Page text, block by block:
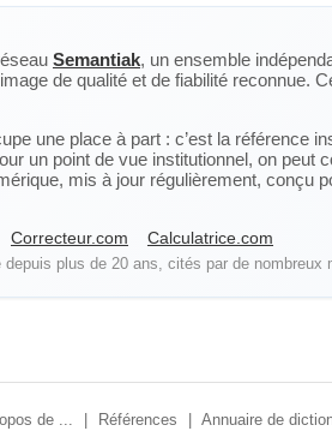
Semantiak, un ensemble
de qualité et de fiabilité reconnue.
une place à part : c’est la référence
un point de vue institutionnel, on peut
mis à jour régulièrement, conçu
Correcteur.com Calculatrice.com
plus de 20 ans, cités par de
de ... Références Annuaire de